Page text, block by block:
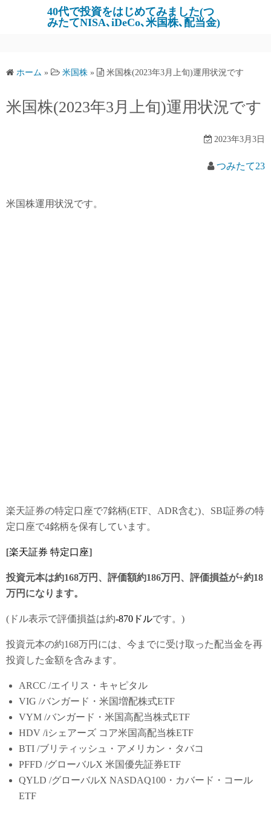
ツ
ス
40代で投資をはじめてみました(つ
みたてNISA､iDeCo､米国株､配当金)
ホーム » 米国株 » 米国株(2023年3月上旬)運用状況です
米国株(2023年3月上旬)運用状況です
2023年3月3日
つみたて23
米国株運用状況です。
楽天証券の特定口座で7銘柄(ETF、ADR含む)、SBI証券の特
定口座で4銘柄を保有しています。
[楽天証券 特定口座]
投資元本は約168万円、評価額約186万円、評価損益が+約18
万円になります。
(ドル表示で評価損益は約-870ドルです。)
投資元本の約168万円には、今までに受け取った配当金を再
投資した金額を含みます。
ARCC /エイリス・キャピタル
VIG /バンガード・米国増配株式ETF
VYM /バンガード・米国高配当株式ETF
HDV /iシェアーズ コア米国高配当株ETF
BTI /ブリティッシュ・アメリカン・タバコ
PFFD /グローバルX 米国優先証券ETF
QYLD /グローバルX NASDAQ100・カバード・コール
ETF